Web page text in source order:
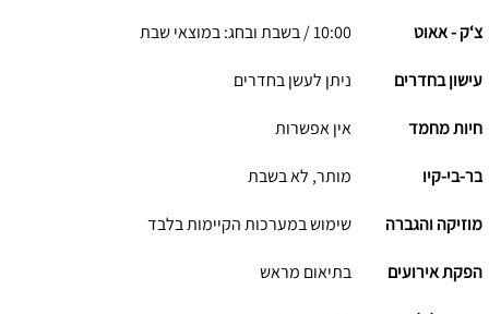
צ‘ק - אאוט 10:00 / בשבת ובחג: במוצאי שבת
עישון בחדרים ניתן לעשן בחדרים
חיות מחמד אין אפשרות
בר-בי-קיו מותר, לא בשבת
מוזיקה והגברה שימוש במערכות הקיימות בלבד
הפקת אירועים בתיאום מראש